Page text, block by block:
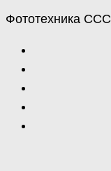
Фототехника